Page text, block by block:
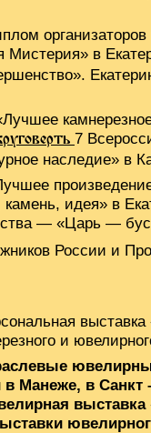
организаторов
Мистерия» в
7
наследие» в
идея» в
— «Царь —
России и
и
Манеже, в Санкт
выставка